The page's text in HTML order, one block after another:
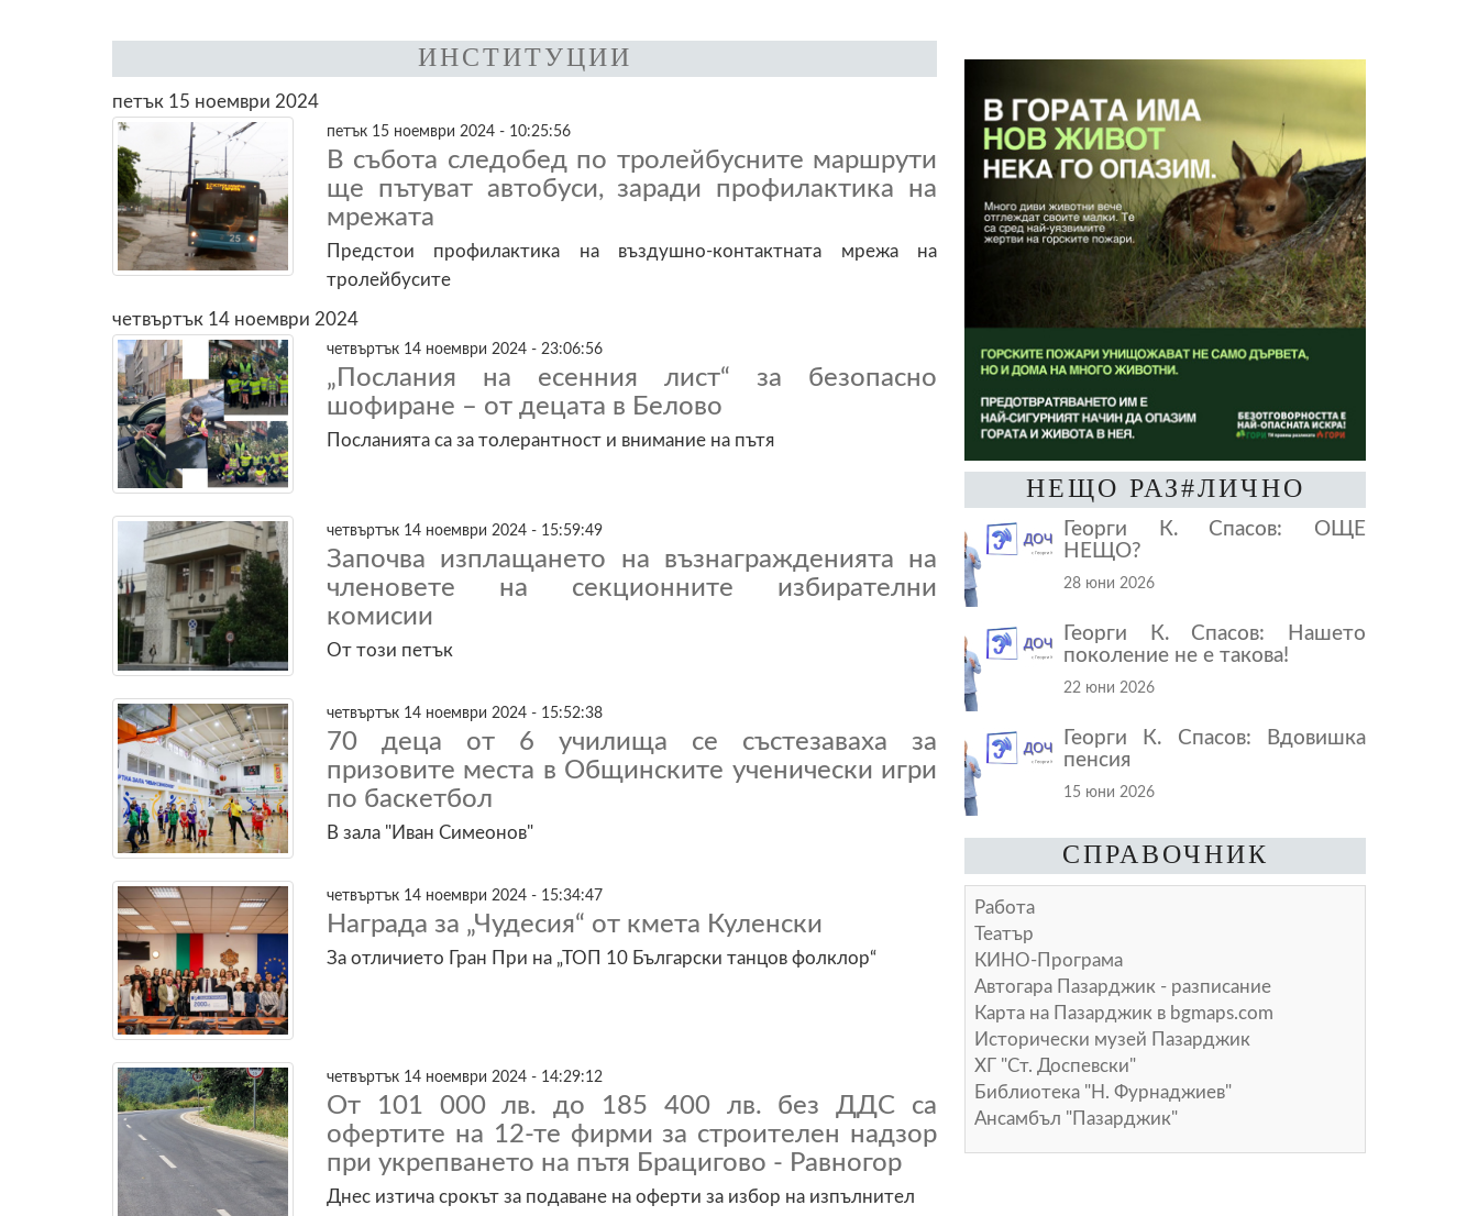
ИНСТИТУЦИИ
петък 15 ноември 2024
петък 15 ноември 2024 - 10:25:56
В събота следобед по тролейбусните маршрути
ще пътуват автобуси, заради профилактика на
мрежата
Предстои профилактика на въздушно-контактната мрежа на
тролейбусите
четвъртък 14 ноември 2024
четвъртък 14 ноември 2024 - 23:06:56
„Послания на есенния лист“ за безопасно
шофиране – от децата в Белово
Посланията са за толерантност и внимание на пътя
четвъртък 14 ноември 2024 - 15:59:49
Започва изплащането на възнагражденията на
членовете на секционните избирателни
комисии
От този петък
четвъртък 14 ноември 2024 - 15:52:38
70 деца от 6 училища се състезаваха за
призовите места в Общинските ученически игри
по баскетбол
В зала "Иван Симеонов"
четвъртък 14 ноември 2024 - 15:34:47
Награда за „Чудесия“ от кмета Куленски
За отличието Гран При на „ТОП 10 Български танцов фолклор“
четвъртък 14 ноември 2024 - 14:29:12
От 101 000 лв. до 185 400 лв. без ДДС са
офертите на 12-те фирми за строителен надзор
при укрепването на пътя Брацигово - Равногор
Днес изтича срокът за подаване на оферти за избор на изпълнител
НЕЩО РАЗ#ЛИЧНО
Георги К. Спасов: ОЩЕ
НЕЩО?
28 юни 2026
Георги К. Спасов: Нашето
поколение не е такова!
22 юни 2026
Георги К. Спасов: Вдовишка
пенсия
15 юни 2026
СПРАВОЧНИК
Работа
Театър
КИНО-Програма
Автогара Пазарджик - разписание
Карта на Пазарджик в bgmaps.com
Исторически музей Пазарджик
ХГ "Ст. Доспевски"
Библиотека "Н. Фурнаджиев"
Ансамбъл "Пазарджик"